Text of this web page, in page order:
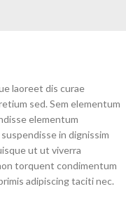
laoreet dis curae
sed. Sem elementum
elementum
in dignissim
ut ut viverra
torquent condimentum
adipiscing taciti nec.